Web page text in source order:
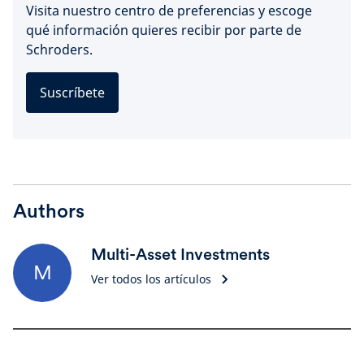
Visita nuestro centro de preferencias y escoge
qué información quieres recibir por parte de
Schroders.
Suscríbete
Authors
M
Multi-Asset Investments
Ver todos los artículos